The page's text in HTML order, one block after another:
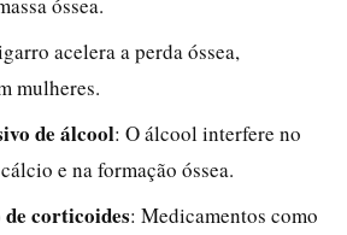
acelera a perda óssea,
mulheres.
de álcool: O álcool interfere no
e na formação óssea.
corticoides: Medicamentos como